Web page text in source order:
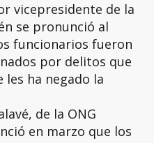
vicepresidente de la
se pronunció al
funcionarios fueron
por delitos que
les ha negado la
de la ONG
en marzo que los